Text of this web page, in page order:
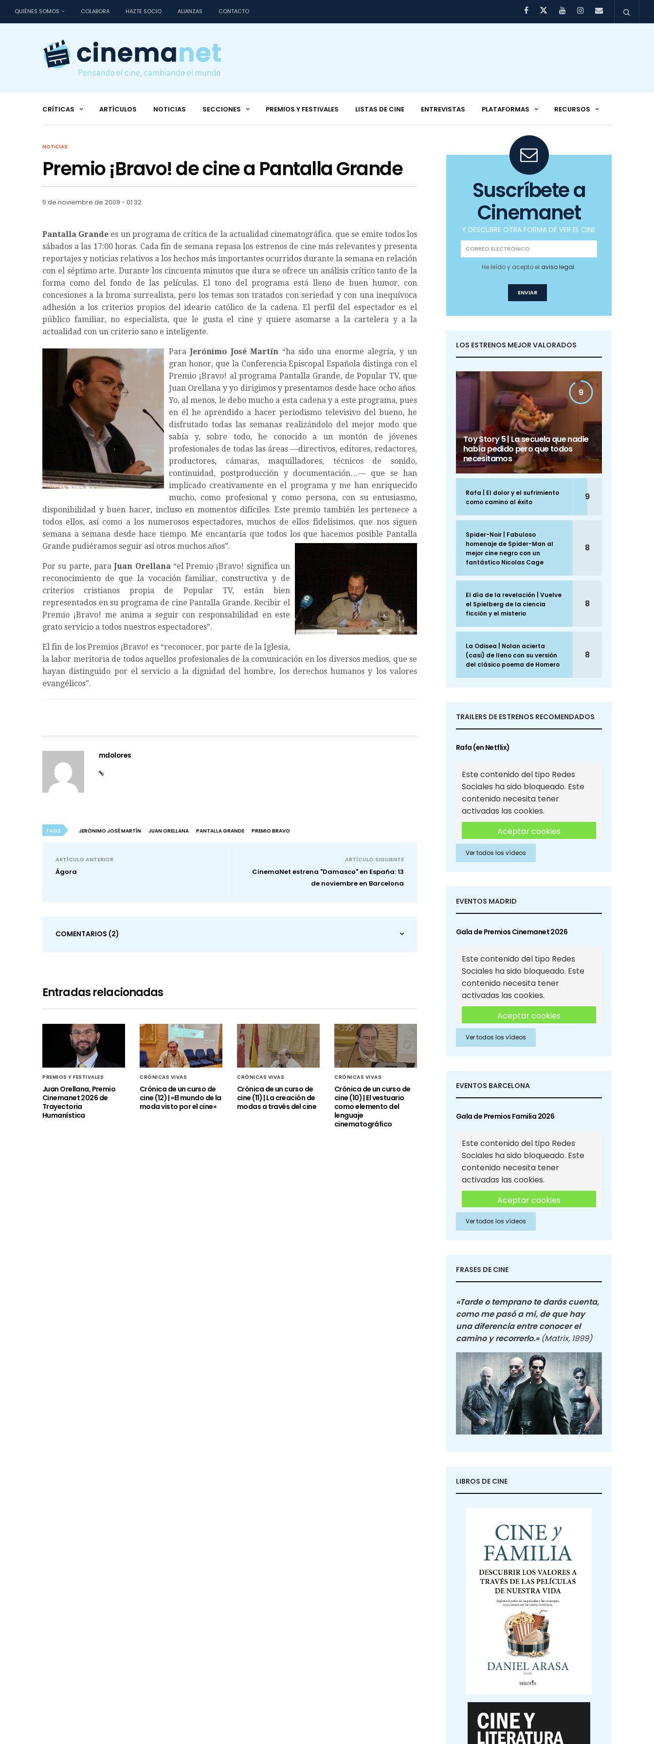
QUIÉNES SOMOS COLABORA HAZTE SOCIO ALIANZAS CONTACTO
CRÍTICAS ARTÍCULOS NOTICIAS SECCIONES PREMIOS Y FESTIVALES LISTAS DE CINE ENTREVISTAS PLATAFORMAS RECURSOS
NOTICIAS
Premio ¡Bravo! de cine a Pantalla Grande
5 de noviembre de 2009 - 01:32
Pantalla Grande es un programa de crítica de la actualidad cinematográfica. que se emite todos los
sábados a las 17:00 horas. Cada fin de semana repasa los estrenos de cine más relevantes y presenta
reportajes y noticias relativos a los hechos más importantes ocurridos durante la semana en relación
con el séptimo arte. Durante los cincuenta minutos que dura se ofrece un análisis crítico tanto de la
forma como del fondo de las películas. El tono del programa está lleno de buen humor, con
concesiones a la broma surrealista, pero los temas son tratados con seriedad y con una inequívoca
adhesión a los criterios propios del ideario católico de la cadena. El perfil del espectador es el
público familiar, no especialista, que le gusta el cine y quiere asomarse a la cartelera y a la
actualidad con un criterio sano e inteligente.
ParaJerónimo José Martín “ha sido una enorme alegría, y un
gran honor, que la Conferencia Episcopal Española distinga con el
Premio ¡Bravo! al programa Pantalla Grande, de Popular TV, que
Juan Orellana y yo dirigimos y presentamos desde hace ocho años.
Yo, al menos, le debo mucho a esta cadena y a este programa, pues
en él he aprendido a hacer periodismo televisivo del bueno, he
disfrutado todas las semanas realizándolo del mejor modo que
sabía y, sobre todo, he conocido a un montón de jóvenes
profesionales de todas las áreas —directivos, editores, redactores,
productores, cámaras, maquilladores, técnicos de sonido,
continuidad, postproducción y documentación…— que se han
implicado creativamente en el programa y me han enriquecido
mucho, como profesional y como persona, con su entusiasmo,
disponibilidad y buen hacer, incluso en momentos difíciles. Este premio también les pertenece a
todos ellos, así como a los numerosos espectadores, muchos de ellos fidelísimos, que nos siguen
semana a semana desde hace tiempo. Me encantaría que todos los que hacemos posible Pantalla
Grande pudiéramos seguir así otros muchos años”.
Por su parte, paraJuan Orellana“el Premio ¡Bravo! significa un
reconocimiento de que la vocación familiar, constructiva y de
criterios cristianos propia de Popular TV, están bien
representados en su programa de cine Pantalla Grande. Recibir el
Premio ¡Bravo! me anima a seguir con responsabilidad en este
grato servicio a todos nuestros espectadores”.
El fin de los Premios ¡Bravo! es “reconocer, por parte de la Iglesia,
la labor meritoria de todos aquellos profesionales de la comunicación en los diversos medios, que se
hayan distinguido por el servicio a la dignidad del hombre, los derechos humanos y los valores
evangélicos”.
mdolores
TAGS JERÓNIMO JOSÉ MARTÍN JUAN ORELLANA PANTALLA GRANDE PREMIO BRAVO
ARTÍCULO ANTERIOR
Ágora
ARTÍCULO SIGUIENTE
CinemaNet estrena "Damasco" en España: 13
de noviembre en Barcelona
COMENTARIOS (2)
Entradas relacionadas
PREMIOS Y FESTIVALES
Juan Orellana, Premio
Cinemanet 2026 de
Trayectoria
Humanística
CRÓNICAS VIVAS
Crónica de un curso de
cine (12) | «El mundo de la
moda visto por el cine»
CRÓNICAS VIVAS
Crónica de un curso de
cine (11) | La creación de
modas a través del cine
CRÓNICAS VIVAS
Crónica de un curso de
cine (10) | El vestuario
como elemento del
lenguaje
cinematográfico
Suscríbete a
Cinemanet
Y DESCUBRE OTRA FORMA DE VER EL CINE
He leído y acepto elaviso legal.
LOS ESTRENOS MEJOR VALORADOS
9
Toy Story 5 | La secuela que nadie
había pedido pero que todos
necesitamos
Rafa | El dolor y el sufrimiento
como camino al éxito
9
Spider-Noir | Fabuloso
homenaje de Spider-Man al
mejor cine negro con un
fantástico Nicolas Cage
8
El día de la revelación | Vuelve
el Spielberg de la ciencia
ficción y el misterio
8
La Odisea | Nolan acierta
(casi) de lleno con su versión
del clásico poema de Homero
8
TRAILERS DE ESTRENOS RECOMENDADOS
Rafa (en Netflix)
Este contenido del tipo Redes
Sociales ha sido bloqueado. Este
contenido necesita tener
activadas las cookies.
Aceptar cookies
Aceptar cookies de Redes
Sociales
Ver todos los vídeos
EVENTOS MADRID
Gala de Premios Cinemanet 2026
Este contenido del tipo Redes
Sociales ha sido bloqueado. Este
contenido necesita tener
activadas las cookies.
Aceptar cookies
Aceptar cookies de Redes
Sociales
Ver todos los vídeos
EVENTOS BARCELONA
Gala de Premios Familia 2026
Este contenido del tipo Redes
Sociales ha sido bloqueado. Este
contenido necesita tener
activadas las cookies.
Aceptar cookies
Aceptar cookies de Redes
Sociales
Ver todos los vídeos
FRASES DE CINE
«Tarde o temprano te darás cuenta,
como me pasó a mí, de que hay
una diferencia entre conocer el
camino y recorrerlo.» (Matrix, 1999)
LIBROS DE CINE